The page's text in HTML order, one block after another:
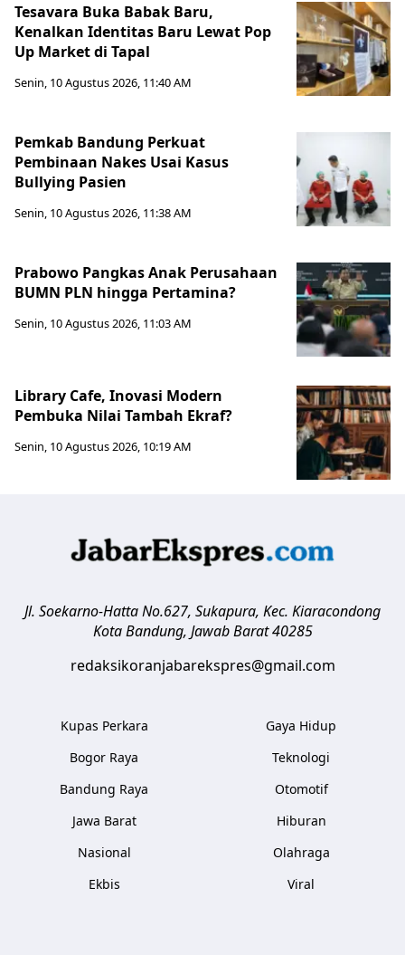
Tesavara Buka Babak Baru,
Kenalkan Identitas Baru Lewat Pop
Up Market di Tapal
Senin, 10 Agustus 2026, 11:40 AM
Pemkab Bandung Perkuat
Pembinaan Nakes Usai Kasus
Bullying Pasien
Senin, 10 Agustus 2026, 11:38 AM
Prabowo Pangkas Anak Perusahaan
BUMN PLN hingga Pertamina?
Senin, 10 Agustus 2026, 11:03 AM
Library Cafe, Inovasi Modern
Pembuka Nilai Tambah Ekraf?
Senin, 10 Agustus 2026, 10:19 AM
Jl. Soekarno-Hatta No.627, Sukapura, Kec. Kiaracondong
Kota Bandung, Jawab Barat 40285
redaksikoranjabarekspres@gmail.com
Kupas Perkara
Bogor Raya
Bandung Raya
Jawa Barat
Nasional
Ekbis
Gaya Hidup
Teknologi
Otomotif
Hiburan
Olahraga
Viral